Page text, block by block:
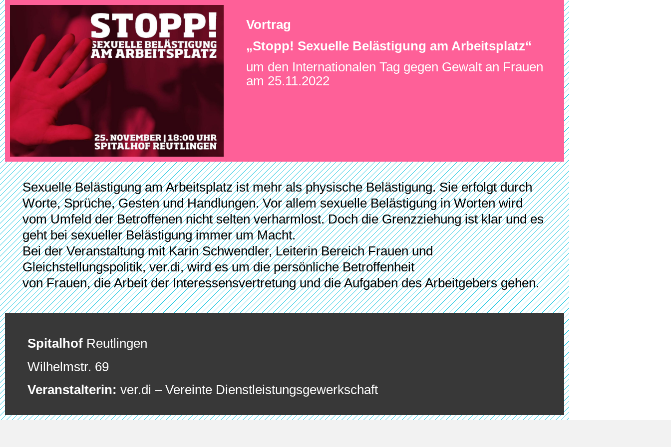
Vortrag
„Stopp! Sexuelle Belästigung am Arbeitsplatz“
um den Internationalen Tag gegen Gewalt an Frauen
am 25.11.2022
Sexuelle Belästigung am Arbeitsplatz ist mehr als physische Belästigung. Sie erfolgt durch
Worte, Sprüche, Gesten und Handlungen. Vor allem sexuelle Belästigung in Worten wird
vom Umfeld der Betroffenen nicht selten verharmlost. Doch die Grenzziehung ist klar und es
geht bei sexueller Belästigung immer um Macht.
Bei der Veranstaltung mit Karin Schwendler, Leiterin Bereich Frauen und
Gleichstellungspolitik, ver.di, wird es um die persönliche Betroffenheit
von Frauen, die Arbeit der Interessensvertretung und die Aufgaben des Arbeitgebers gehen.
Spitalhof Reutlingen
Wilhelmstr. 69
Veranstalterin: ver.di – Vereinte Dienstleistungsgewerkschaft